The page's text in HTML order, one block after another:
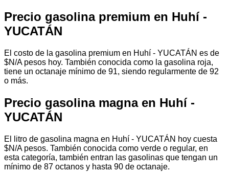
Precio gasolina premium en Huhí -
YUCATÁN
El costo de la gasolina premium en Huhí - YUCATÁN es de
$N/A pesos hoy. También conocida como la gasolina roja,
tiene un octanaje mínimo de 91, siendo regularmente de 92
o más.
Precio gasolina magna en Huhí -
YUCATÁN
El litro de gasolina magna en Huhí - YUCATÁN hoy cuesta
$N/A pesos. También conocida como verde o regular, en
esta categoría, también entran las gasolinas que tengan un
mínimo de 87 octanos y hasta 90 de octanaje.